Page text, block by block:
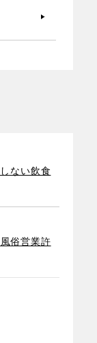
ない飲食
俗営業許
積の取扱